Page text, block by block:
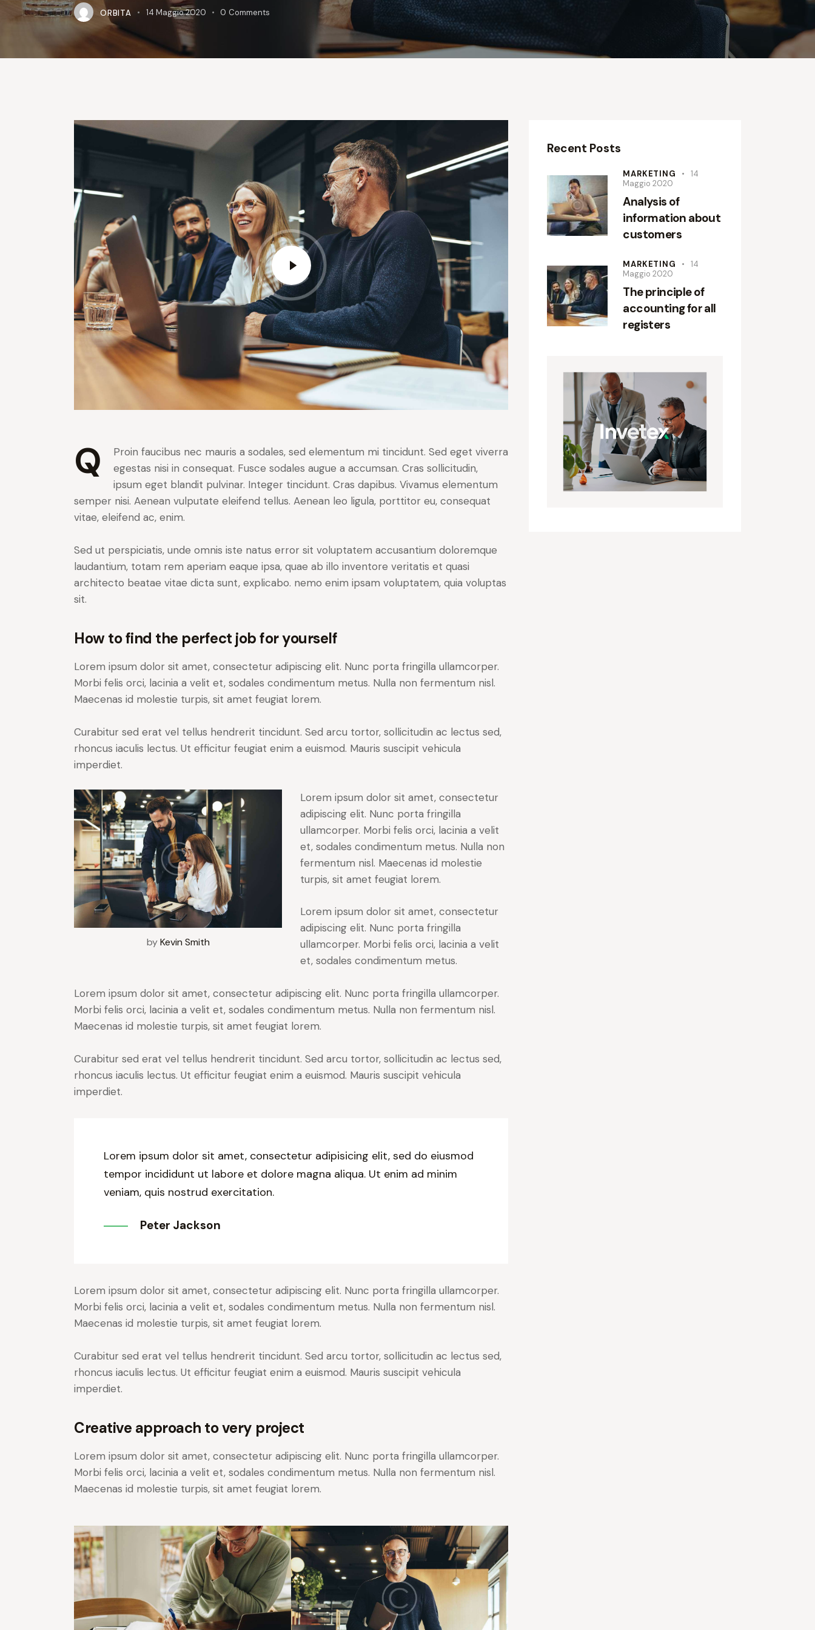
ORBITA 14 Maggio 2020 0 Comments
Q
Proin faucibus nec mauris a sodales, sed elementum mi tincidunt. Sed eget viverra
egestas nisi in consequat. Fusce sodales augue a accumsan. Cras sollicitudin,
ipsum eget blandit pulvinar. Integer tincidunt. Cras dapibus. Vivamus elementum
semper nisi. Aenean vulputate eleifend tellus. Aenean leo ligula, porttitor eu, consequat
vitae, eleifend ac, enim.
Sed ut perspiciatis, unde omnis iste natus error sit voluptatem accusantium doloremque
laudantium, totam rem aperiam eaque ipsa, quae ab illo inventore veritatis et quasi
architecto beatae vitae dicta sunt, explicabo. nemo enim ipsam voluptatem, quia voluptas
sit.
How to find the perfect job for yourself
Lorem ipsum dolor sit amet, consectetur adipiscing elit. Nunc porta fringilla ullamcorper.
Morbi felis orci, lacinia a velit et, sodales condimentum metus. Nulla non fermentum nisl.
Maecenas id molestie turpis, sit amet feugiat lorem.
Curabitur sed erat vel tellus hendrerit tincidunt. Sed arcu tortor, sollicitudin ac lectus sed,
rhoncus iaculis lectus. Ut efficitur feugiat enim a euismod. Mauris suscipit vehicula
imperdiet.
byKevin Smith
Lorem ipsum dolor sit amet, consectetur
adipiscing elit. Nunc porta fringilla
ullamcorper. Morbi felis orci, lacinia a velit
et, sodales condimentum metus. Nulla non
fermentum nisl. Maecenas id molestie
turpis, sit amet feugiat lorem.
Lorem ipsum dolor sit amet, consectetur
adipiscing elit. Nunc porta fringilla
ullamcorper. Morbi felis orci, lacinia a velit
et, sodales condimentum metus.
Lorem ipsum dolor sit amet, consectetur adipiscing elit. Nunc porta fringilla ullamcorper.
Morbi felis orci, lacinia a velit et, sodales condimentum metus. Nulla non fermentum nisl.
Maecenas id molestie turpis, sit amet feugiat lorem.
Curabitur sed erat vel tellus hendrerit tincidunt. Sed arcu tortor, sollicitudin ac lectus sed,
rhoncus iaculis lectus. Ut efficitur feugiat enim a euismod. Mauris suscipit vehicula
imperdiet.
Lorem ipsum dolor sit amet, consectetur adipisicing elit, sed do eiusmod
tempor incididunt ut labore et dolore magna aliqua. Ut enim ad minim
veniam, quis nostrud exercitation.
Peter Jackson
Lorem ipsum dolor sit amet, consectetur adipiscing elit. Nunc porta fringilla ullamcorper.
Morbi felis orci, lacinia a velit et, sodales condimentum metus. Nulla non fermentum nisl.
Maecenas id molestie turpis, sit amet feugiat lorem.
Curabitur sed erat vel tellus hendrerit tincidunt. Sed arcu tortor, sollicitudin ac lectus sed,
rhoncus iaculis lectus. Ut efficitur feugiat enim a euismod. Mauris suscipit vehicula
imperdiet.
Creative approach to very project
Lorem ipsum dolor sit amet, consectetur adipiscing elit. Nunc porta fringilla ullamcorper.
Morbi felis orci, lacinia a velit et, sodales condimentum metus. Nulla non fermentum nisl.
Maecenas id molestie turpis, sit amet feugiat lorem.
Recent Posts
MARKETING
14
Maggio 2020
Analysis of
information about
customers
MARKETING
14
Maggio 2020
The principle of
accounting for all
registers